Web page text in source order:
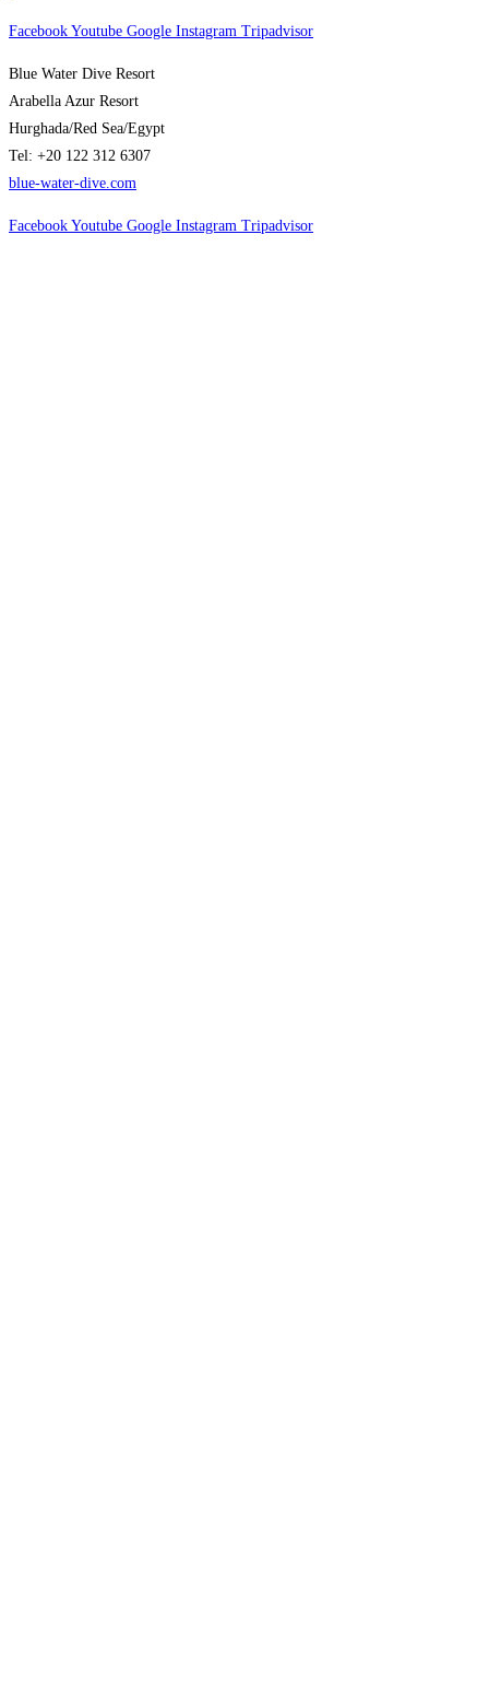
Facebook Youtube Google Instagram Tripadvisor
Blue Water Dive Resort
Arabella Azur Resort
Hurghada/Red Sea/Egypt
Tel: +20 122 312 6307
blue-water-dive.com
Facebook Youtube Google Instagram Tripadvisor